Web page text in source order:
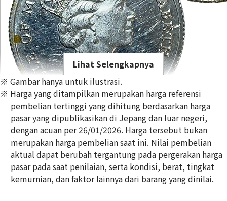
Platinum (Pt1000) Isle of Man Noble Coin 1/4oz
3,1g
Referensi Harga Buyback
Rp 4.498.658
Lihat Selengkapnya
※ Gambar hanya untuk ilustrasi.
※ Harga yang ditampilkan merupakan harga referensi
pembelian tertinggi yang dihitung berdasarkan harga
pasar yang dipublikasikan di Jepang dan luar negeri,
dengan acuan per 26/01/2026. Harga tersebut bukan
merupakan harga pembelian saat ini. Nilai pembelian
aktual dapat berubah tergantung pada pergerakan harga
pasar pada saat penilaian, serta kondisi, berat, tingkat
kemurnian, dan faktor lainnya dari barang yang dinilai.